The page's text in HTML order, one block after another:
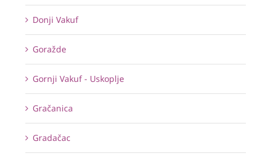
Donji Vakuf
Goražde
Gornji Vakuf - Uskoplje
Gračanica
Gradačac